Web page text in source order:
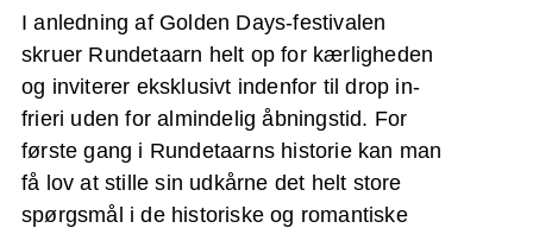
I anledning af Golden Days-festivalen
skruer Rundetaarn helt op for kærligheden
og inviterer eksklusivt indenfor til drop in-
frieri uden for almindelig åbningstid. For
første gang i Rundetaarns historie kan man
få lov at stille sin udkårne det helt store
spørgsmål i de historiske og romantiske